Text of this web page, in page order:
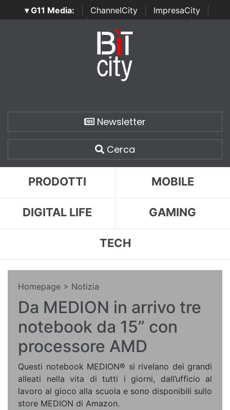
▾ G11 Media: ChannelCity ImpresaCity
SecurityOpenLab | Italian Channel Awards | Italian
Italian Security Awards
Newsletter
Cerca
PRODOTTI MOBILE
DIGITAL LIFE GAMING
TECH
Homepage > Notizia
Da MEDION in arrivo tre
notebook da 15” con
processore AMD
Questi notebook MEDION® si rivelano dei grandi
alleati nella vita di tutti i giorni, dall’ufficio al
lavoro al gioco alla scuola e sono disponibili sullo
store MEDION di Amazon.